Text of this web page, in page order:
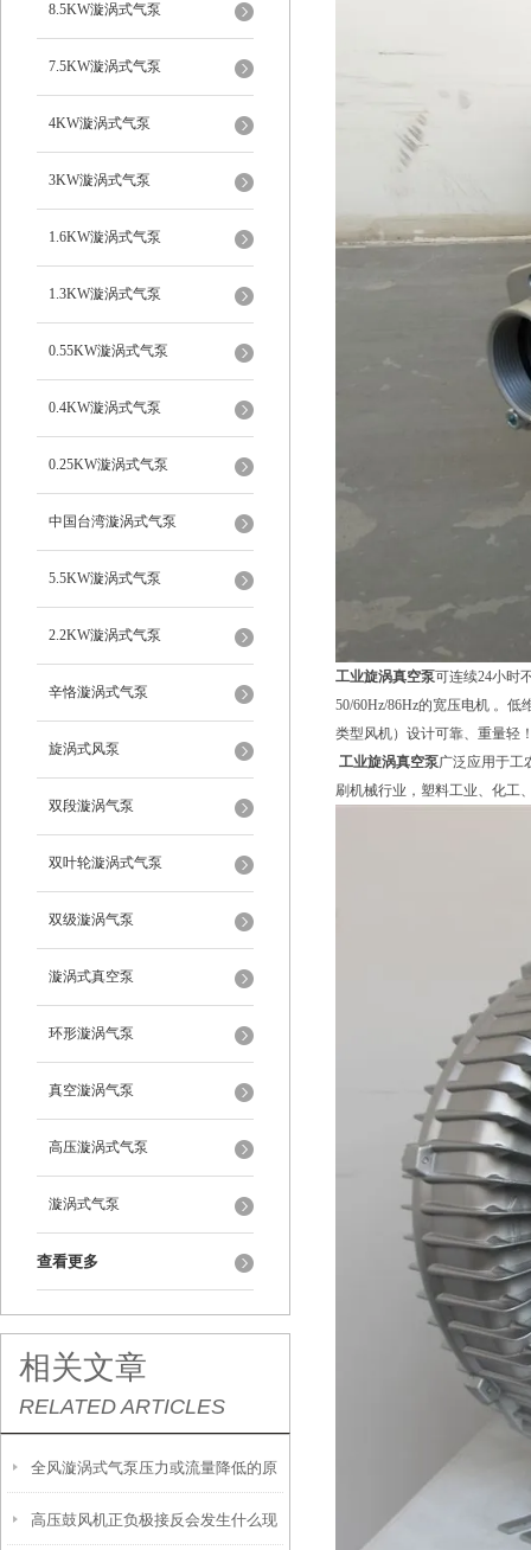
8.5KW漩涡式气泵
7.5KW漩涡式气泵
4KW漩涡式气泵
3KW漩涡式气泵
1.6KW漩涡式气泵
1.3KW漩涡式气泵
0.55KW漩涡式气泵
0.4KW漩涡式气泵
0.25KW漩涡式气泵
中国台湾漩涡式气泵
5.5KW漩涡式气泵
2.2KW漩涡式气泵
辛恪漩涡式气泵
旋涡式风泵
双段漩涡气泵
双叶轮漩涡式气泵
双级漩涡气泵
漩涡式真空泵
环形漩涡气泵
真空漩涡气泵
高压漩涡式气泵
漩涡式气泵
查看更多
相关文章
RELATED ARTICLES
全风漩涡式气泵压力或流量降低的原
因分析
高压鼓风机正负极接反会发生什么现
工业旋涡真空泵可连续24小时
50/60Hz/86Hz的宽压电机 。
类型风机）设计可靠、重量轻
工业旋涡真空泵广泛应用于工
刷机械行业，塑料工业、化工